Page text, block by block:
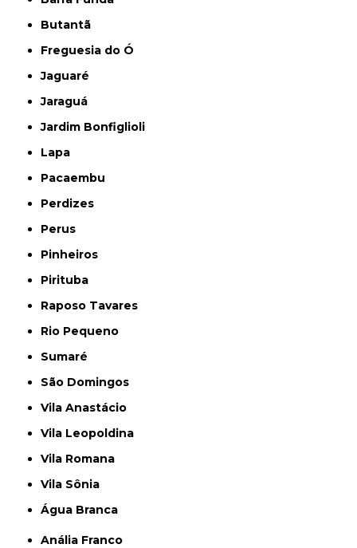
Butantã
Freguesia do Ó
Jaguaré
Jaraguá
Jardim Bonfiglioli
Lapa
Pacaembu
Perdizes
Perus
Pinheiros
Pirituba
Raposo Tavares
Rio Pequeno
Sumaré
São Domingos
Vila Anastácio
Vila Leopoldina
Vila Romana
Vila Sônia
Água Branca
Anália Franco